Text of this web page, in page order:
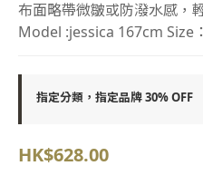
布面略帶微皺或防潑水感，
Model :jessica 167cm Size
指定分類，指定品牌 30% OFF
HK$628.00